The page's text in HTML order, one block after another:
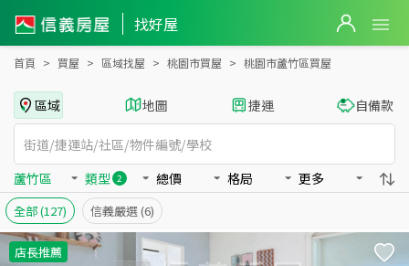
找好屋
桃園市蘆竹區買房：華廈、辦公房屋物件出售、房價分析
首頁 買屋 區域找屋 桃園市買屋 桃園市蘆竹區買屋
區域 地圖 捷運 自備款
蘆竹區 類型 2 總價 格局 更多
全部(127) 信義嚴選 (6)
店長推薦